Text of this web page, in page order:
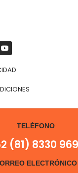
TELÉFONO
(81) 8330
ELECTRÓNICO